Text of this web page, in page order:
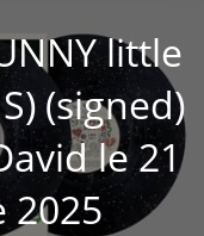
little
(signed)
le 21
2025